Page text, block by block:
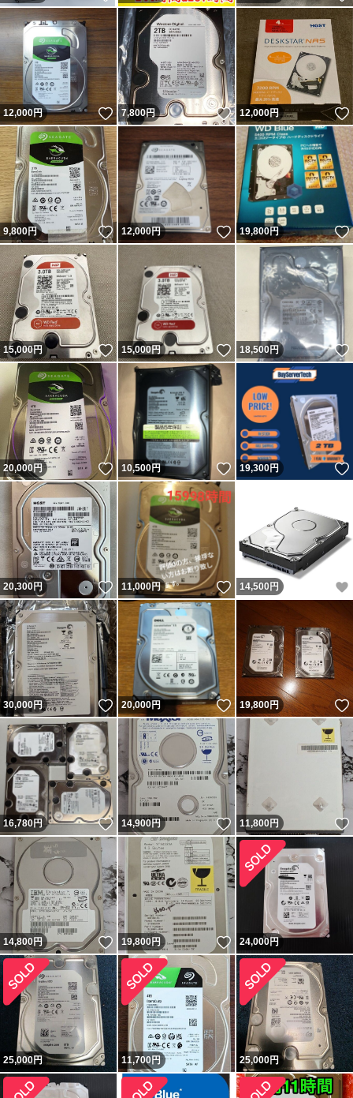
12,000円 いいね！
7,800円 いいね！
12,000円
9,800円 いいね！
12,000円 いいね！
19,800円
15,000円 いいね！
15,000円 いいね！
18,500円
20,000円 いいね！
10,500円 いいね！
19,300円
20,300円 いいね！
11,000円 いいね！
14,500 円
30,000円 いいね！
20,000円 いいね！
19,800円
16,780円 いいね！
14,900円 いいね！
11,800円
14,800円 いいね！
19,800円 いいね！
24,000円
25,000円 11,700円 25,000円